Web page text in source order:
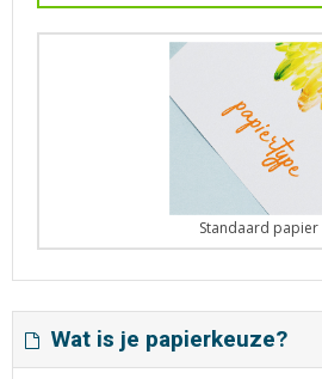
Standaard papier
Wat is je papierkeuze?